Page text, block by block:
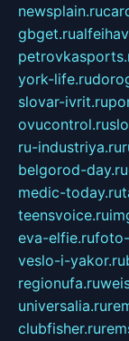
newsplain.ru
gbget.ru
york-life.ru
slovar-ivrit.ru
ovucontrol.ru
ru-industriya.ru
belgorod-day.ru
medic-today.ru
teensvoice.ru
eva-elfie.ru
veslo-i-yakor.ru
regionufa.ru
universalia.ru
clubfisher.ru